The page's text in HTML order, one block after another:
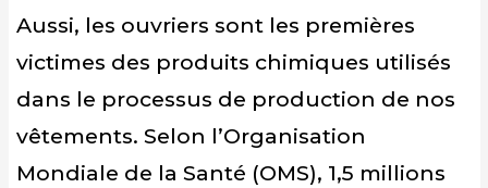
Aussi, les ouvriers sont les premières
victimes des produits chimiques utilisés
dans le processus de production de nos
vêtements. Selon l’Organisation
Mondiale de la Santé (OMS), 1,5 millions